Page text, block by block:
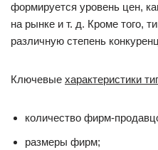
формируется уровень цен,
на рынке и т. д. Кроме того,
различную степень
Ключевые характеристики
количество фирм-
размеры фирм;